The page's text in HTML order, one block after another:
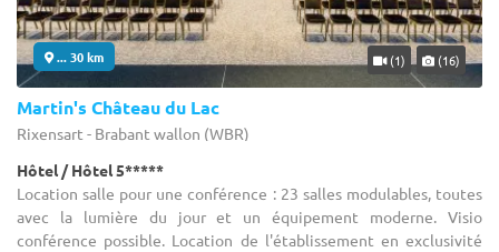
... 30 km (1) (16)
Martin's Château du Lac
Rixensart - Brabant wallon (WBR)
Hôtel / Hôtel 5*****
Location salle pour une conférence : 23 salles modulables, toutes
avec la lumière du jour et un équipement moderne. Visio
conférence possible. Location de l'établissement en exclusivité